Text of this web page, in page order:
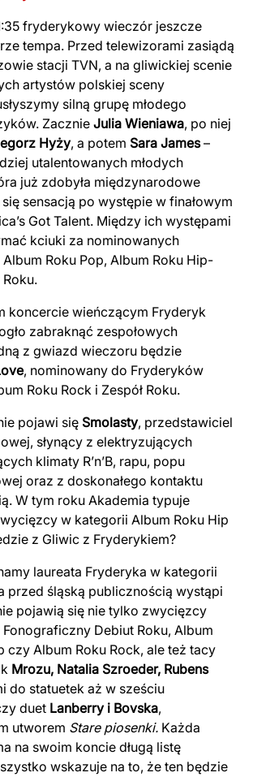
fryderykowy wieczór jeszcze
tempa. Przed telewizorami zasiądą
stacji TVN, a na gliwickiej scenie
artystów polskiej sceny
silną grupę młodego
Zacznie Julia Wieniawa, po niej
Hyży, a potem Sara James–
utalentowanych młodych
już zdobyła międzynarodowe
się sensacją po występie w finałowym
Got Talent. Między ich występami
kciuki za nominowanych
Roku Pop, Album Roku Hip-
koncercie wieńczącym Fryderyk
zabraknąć zespołowych
z gwiazd wieczoru będzie
, nominowany do Fryderyków
Roku Rock i Zespół Roku.
pojawi się Smolasty, przedstawiciel
słynący z elektryzujących
klimaty R’n’B, rapu, popu
oraz z doskonałego kontaktu
W tym roku Akademia typuje
w kategorii Album Roku Hip
z Gliwic z Fryderykiem?
laureata Fryderyka w kategorii
przed śląską publicznością wystąpi
pojawią się nie tylko zwycięzcy
Debiut Roku, Album
czy Album Roku Rock, ale też tacy
Mrozu, Natalia Szroeder, Rubens
do statuetek aż w sześciu
duet Lanberry i Bovska,
utworem Stare piosenki. Każda
na swoim koncie długą listę
wskazuje na to, że ten będzie